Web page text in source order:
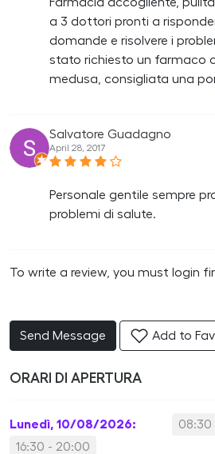
a 3 dottori pronti a
domande e risolvere i
stato richiesto un farmaco
medusa, consigliata una
Salvatore Guadagno
April 28, 2017
Personale gentile sempre
problemi di salute.
To write a review, you must login
Send Message Add to
ORARI DI APERTURA
Lunedì, 10/08/2026:
08:30
16:30 - 20:00